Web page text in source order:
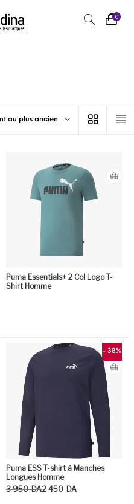
0
au plus ancien
Puma Essentials+ 2 Col Logo T-
Shirt Homme
- 38%
Puma ESS T-shirt à Manches
Longues Homme
3 950 DA
Le prix initial était : 3 950DA.
2 450 DA
Le prix actuel est : 2 450DA.